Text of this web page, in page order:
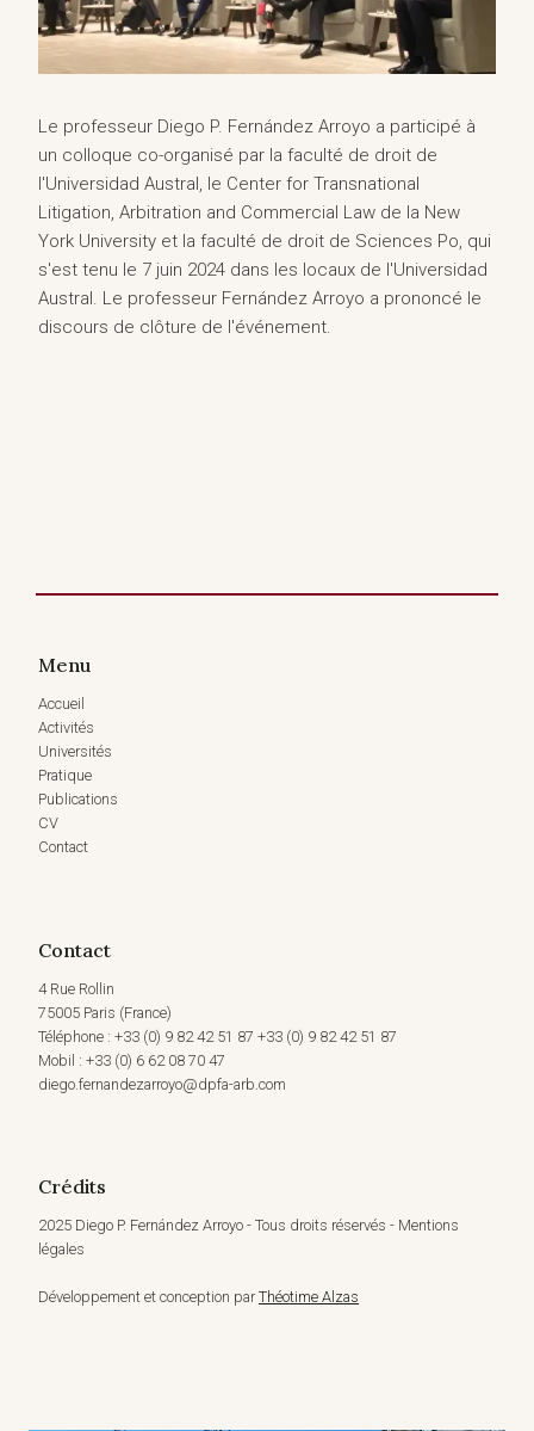
Le professeur Diego P. Fernández Arroyo a participé à
un colloque co-organisé par la faculté de droit de
l'Universidad Austral, le Center for Transnational
Litigation, Arbitration and Commercial Law de la New
York University et la faculté de droit de Sciences Po, qui
s'est tenu le 7 juin 2024 dans les locaux de l'Universidad
Austral. Le professeur Fernández Arroyo a prononcé le
discours de clôture de l'événement.
Menu
Accueil
Activités
Universités
Pratique
Publications
CV
Contact
Contact
4 Rue Rollin
75005 Paris (France)
Téléphone : +33 (0) 9 82 42 51 87 +33 (0) 9 82 42 51 87
Mobil : +33 (0) 6 62 08 70 47
diego.fernandezarroyo@dpfa-arb.com
Crédits
2025 Diego P. Fernández Arroyo - Tous droits réservés - Mentions
légales
Développement et conception parThéotime Alzas